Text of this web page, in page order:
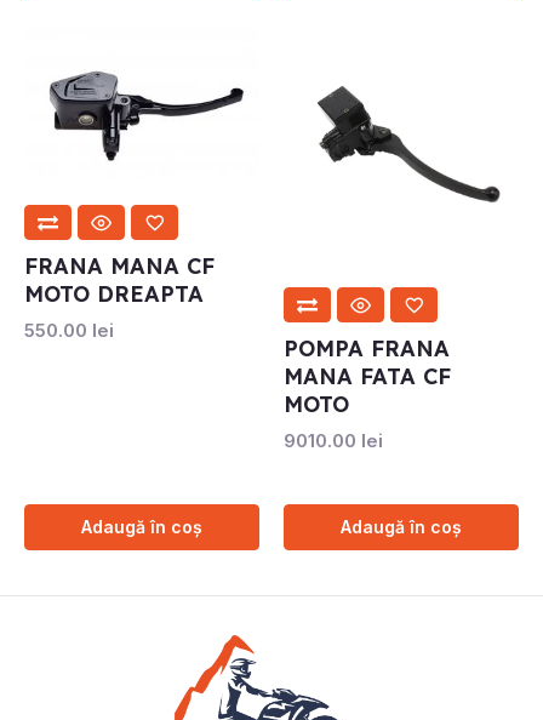
FRANA MANA CF
MOTO DREAPTA
550.00 lei
Adaugă în coș
POMPA FRANA
MANA FATA CF
MOTO
9010.00 lei
Adaugă în coș